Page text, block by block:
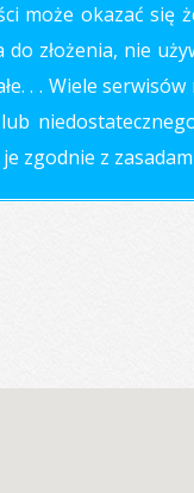
może okazać się
do złożenia, nie
. . Wiele
zgodnie z